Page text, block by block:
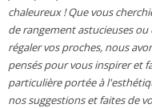
chaleureux ! Que vous
de rangement astucieuses
régaler vos proches, nous
pensés pour vous inspirer et
particulière portée à
nos suggestions et faites de